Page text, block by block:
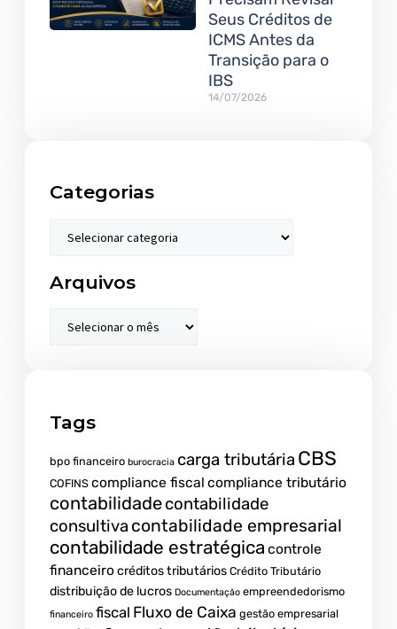
Seus Créditos de
ICMS Antes da
Transição para o
IBS
14/07/2026
Categorias
Arquivos
Tags
bpo financeiro burocracia carga tributária CBS
COFINS compliance fiscal compliance tributário
contabilidadecontabilidade
consultiva contabilidade empresarial
contabilidade estratégica controle
financeirocréditos tributários Crédito Tributário
distribuição de lucros Documentação empreendedorismo
financeiro fiscal Fluxo de Caixa gestão empresarial